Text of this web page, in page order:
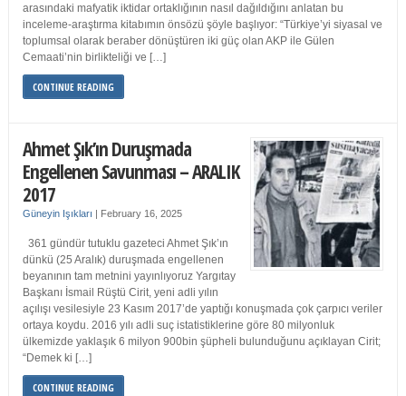
arasındaki mafyatik iktidar ortaklığının nasıl dağıldığını anlatan bu
inceleme-araştırma kitabımın önsözü şöyle başlıyor: “Türkiye’yi siyasal ve
toplumsal olarak beraber dönüştüren iki güç olan AKP ile Gülen
Cemaati’nin birlikteliği ve […]
CONTINUE READING
Ahmet Şık’ın Duruşmada
Engellenen Savunması – ARALIK
2017
Güneyin Işıkları | February 16, 2025
361 gündür tutuklu gazeteci Ahmet Şık’ın
dünkü (25 Aralık) duruşmada engellenen
beyanının tam metnini yayınlıyoruz Yargıtay
Başkanı İsmail Rüştü Cirit, yeni adli yılın
açılışı vesilesiyle 23 Kasım 2017’de yaptığı konuşmada çok çarpıcı veriler
ortaya koydu. 2016 yılı adli suç istatistiklerine göre 80 milyonluk
ülkemizde yaklaşık 6 milyon 900bin şüpheli bulunduğunu açıklayan Cirit;
“Demek ki […]
CONTINUE READING